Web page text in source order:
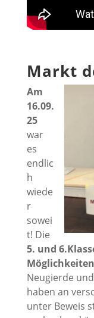
Markt
Am
16.09.
25
war
es
endlic
h
wiede
r
sowei
t! Die
5. und
Neugierde
haben an
unter Beweis